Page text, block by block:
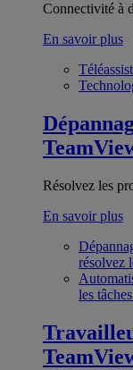
Connectivité à
En savoir plus
Résolvez les
En savoir plus
résolvez
les